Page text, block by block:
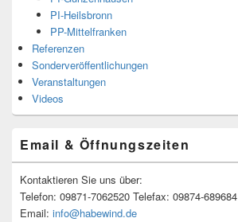
PI-Heilsbronn
PP-Mittelfranken
Referenzen
Sonderveröffentlichungen
Veranstaltungen
Videos
Email & Öffnungszeiten
Kontaktieren Sie uns über:
Telefon: 09871-7062520 Telefax: 09874-689684
Email: info@habewind.de